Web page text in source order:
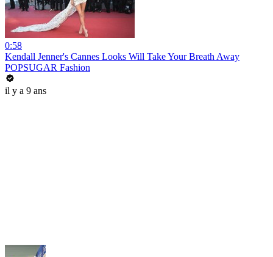
0:58
Kendall Jenner's Cannes Looks Will Take Your Breath Away
POPSUGAR Fashion
il y a 9 ans